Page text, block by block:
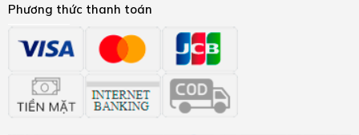
Phương thức thanh toán